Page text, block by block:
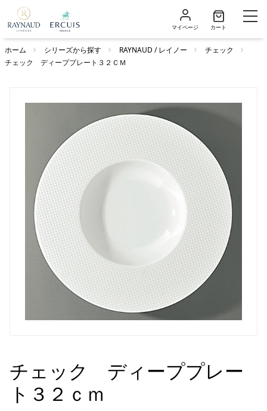
マイページ カート
ホーム シリーズから探す RAYNAUD / レイノー
チェック
チェック ディーププレート３２ＣＭ
チェック ディーププレー
ト３２ｃｍ